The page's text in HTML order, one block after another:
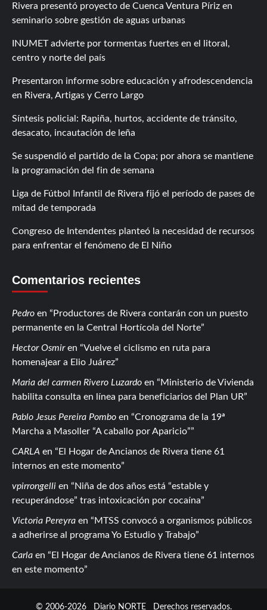
Rivera presentó proyecto de Cuenca Ventura Píriz en
seminario sobre gestión de aguas urbanas
INUMET advierte por tormentas fuertes en el litoral,
centro y norte del país
Presentaron informe sobre educación y afrodescendencia
en Rivera, Artigas y Cerro Largo
Síntesis policial: Rapiña, hurtos, accidente de tránsito,
desacato, incautación de leña
Se suspendió el partido de la Copa; por ahora se mantiene
la programación del fin de semana
Liga de Fútbol Infantil de Rivera fijó el período de pases de
mitad de temporada
Congreso de Intendentes planteó la necesidad de recursos
para enfrentar el fenómeno de El Niño
Comentarios recientes
Pedro en
Productores de Rivera contarán con un puesto
permanente en la Central Hortícola del Norte
Hector Osmiren
Vuelve el ciclismo en ruta para
homenajear a Elio Juárez
Maria del carmen Rivero Luzardo en
Ministerio de Vivienda
habilita consulta en línea para beneficiarios del Plan UR
Pablo Jesus Pereira Pombo en
Cronograma de la 19ª
Marcha a Masoller “A caballo por Aparicio”
CARLA en
El Hogar de Ancianos de Rivera tiene 61
internos en este momento
vpirrongelli en
Niña de dos años está “estable y
recuperándose” tras intoxicación por cocaína
Victoria Pereyra en
MTSS convocó a organismos públicos
a adherirse al programa Yo Estudio y Trabajo
Carla en
El Hogar de Ancianos de Rivera tiene 61 internos
en este momento
© 2006-2026 Diario NORTEDerechos reservados.